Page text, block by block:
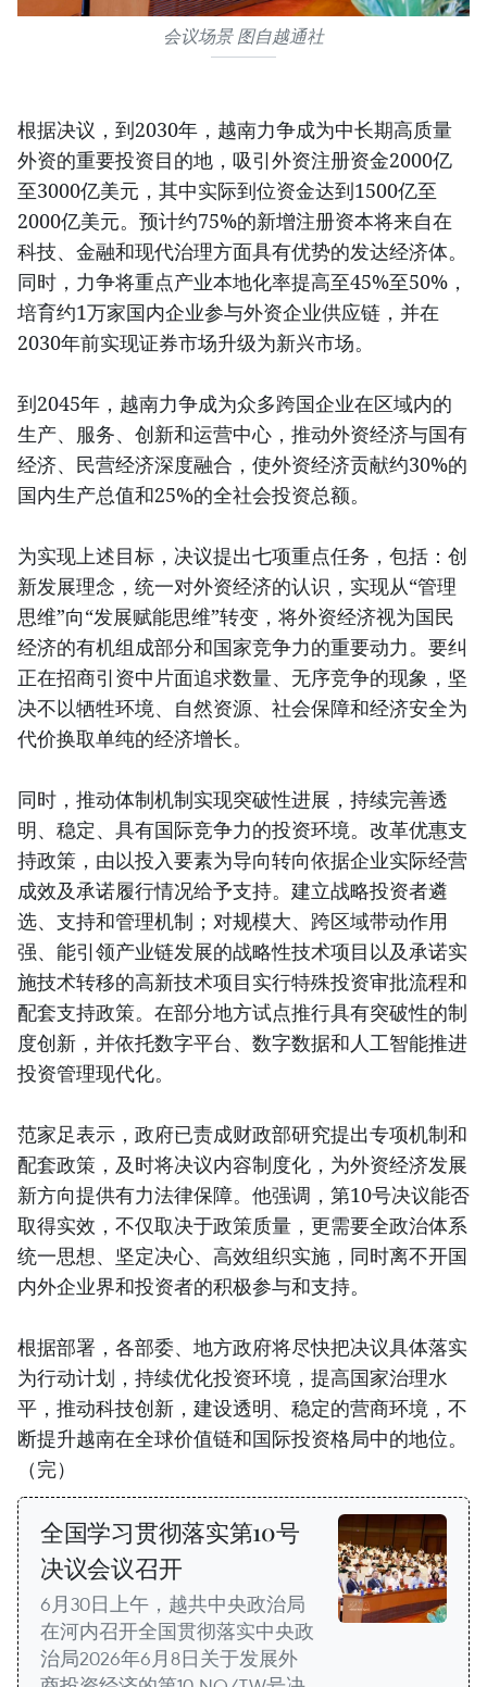
会议场景 图自越通社
根据决议，到2030年，越南力争成为中长期高质量
外资的重要投资目的地，吸引外资注册资金2000亿
至3000亿美元，其中实际到位资金达到1500亿至
2000亿美元。预计约75%的新增注册资本将来自在
科技、金融和现代治理方面具有优势的发达经济体。
同时，力争将重点产业本地化率提高至45%至50%，
培育约1万家国内企业参与外资企业供应链，并在
2030年前实现证券市场升级为新兴市场。
到2045年，越南力争成为众多跨国企业在区域内的
生产、服务、创新和运营中心，推动外资经济与国有
经济、民营经济深度融合，使外资经济贡献约30%的
国内生产总值和25%的全社会投资总额。
为实现上述目标，决议提出七项重点任务，包括：创
新发展理念，统一对外资经济的认识，实现从“管理
思维”向“发展赋能思维”转变，将外资经济视为国民
经济的有机组成部分和国家竞争力的重要动力。要纠
正在招商引资中片面追求数量、无序竞争的现象，坚
决不以牺牲环境、自然资源、社会保障和经济安全为
代价换取单纯的经济增长。
同时，推动体制机制实现突破性进展，持续完善透
明、稳定、具有国际竞争力的投资环境。改革优惠支
持政策，由以投入要素为导向转向依据企业实际经营
成效及承诺履行情况给予支持。建立战略投资者遴
选、支持和管理机制；对规模大、跨区域带动作用
强、能引领产业链发展的战略性技术项目以及承诺实
施技术转移的高新技术项目实行特殊投资审批流程和
配套支持政策。在部分地方试点推行具有突破性的制
度创新，并依托数字平台、数字数据和人工智能推进
投资管理现代化。
范家足表示，政府已责成财政部研究提出专项机制和
配套政策，及时将决议内容制度化，为外资经济发展
新方向提供有力法律保障。他强调，第10号决议能否
取得实效，不仅取决于政策质量，更需要全政治体系
统一思想、坚定决心、高效组织实施，同时离不开国
内外企业界和投资者的积极参与和支持。
根据部署，各部委、地方政府将尽快把决议具体落实
为行动计划，持续优化投资环境，提高国家治理水
平，推动科技创新，建设透明、稳定的营商环境，不
断提升越南在全球价值链和国际投资格局中的地位。
（完）
全国学习贯彻落实第10号
决议会议召开
6月30日上午，越共中央政治局
在河内召开全国贯彻落实中央政
治局2026年6月8日关于发展外